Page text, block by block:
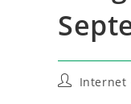
Internet